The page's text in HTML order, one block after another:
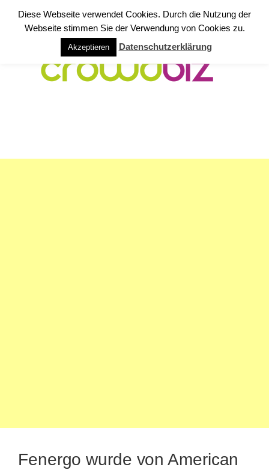
Fenergo wurde von American
Diese Webseite verwendet Cookies. Durch die Nutzung der
Webseite stimmen Sie der Verwendung von Cookies zu.
Akzeptieren Datenschutzerklärung